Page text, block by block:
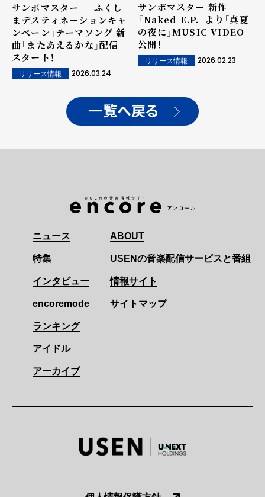
サンボマスター 「ふくし
まデスティネーションキャ
ンペーン」テーマソング 新
曲「またあえるかな」配信
スタート！
リリース情報 2026.03.24
サンボマスター 新作
『Naked E.P.』より「真夏
の夜に」MUSIC VIDEO
公開！
リリース情報 2026.02.23
一覧へ戻る
ニュース
特集
インタビュー
encoremode
ランキング
アイドル
アーカイブ
ABOUT
USENの音楽配信サービスと番組
情報サイト
サイトマップ